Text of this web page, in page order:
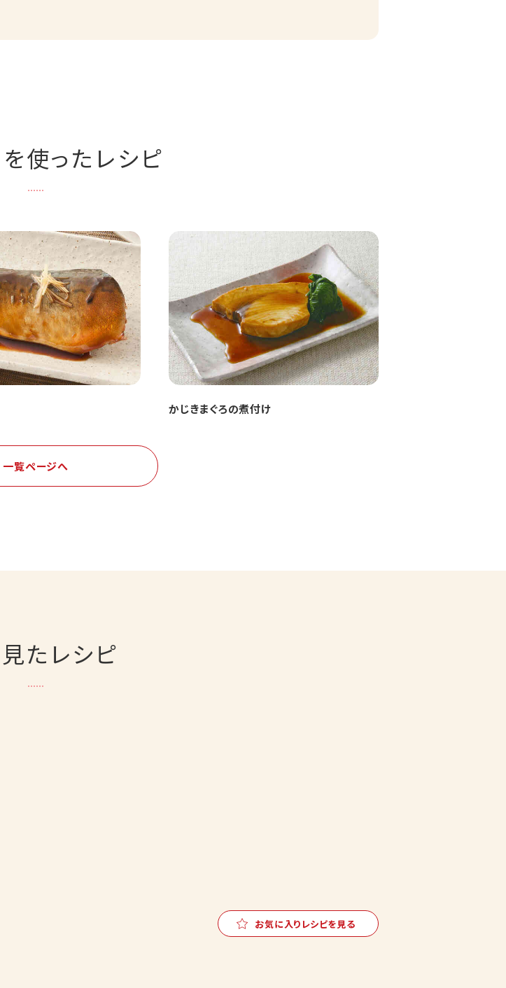
使ったレシピ
かじきまぐろの煮付け
一覧ページへ
たレシピ
お気に入りレシピを見る